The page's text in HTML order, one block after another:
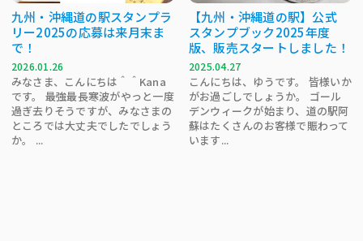
九州・沖縄道の駅スタンプラ
リー2025の応募は来月末ま
で！
2026.01.26
みなさま、こんにちは＾＾Kana
です。 最強最長寒波がやっと一度
過ぎ去りそうですが、みなさまの
ところでは大丈夫でしたでしょう
か。 ...
【九州・沖縄道の駅】公式
スタンプブック2025年度
版、販売スタートしました！
2025.04.27
こんにちは、ゆうです。 皆様いか
がお過ごしでしょうか。 ゴール
デンウィークが始まり、道の駅阿
蘇はたくさんのお客様で賑わって
います...